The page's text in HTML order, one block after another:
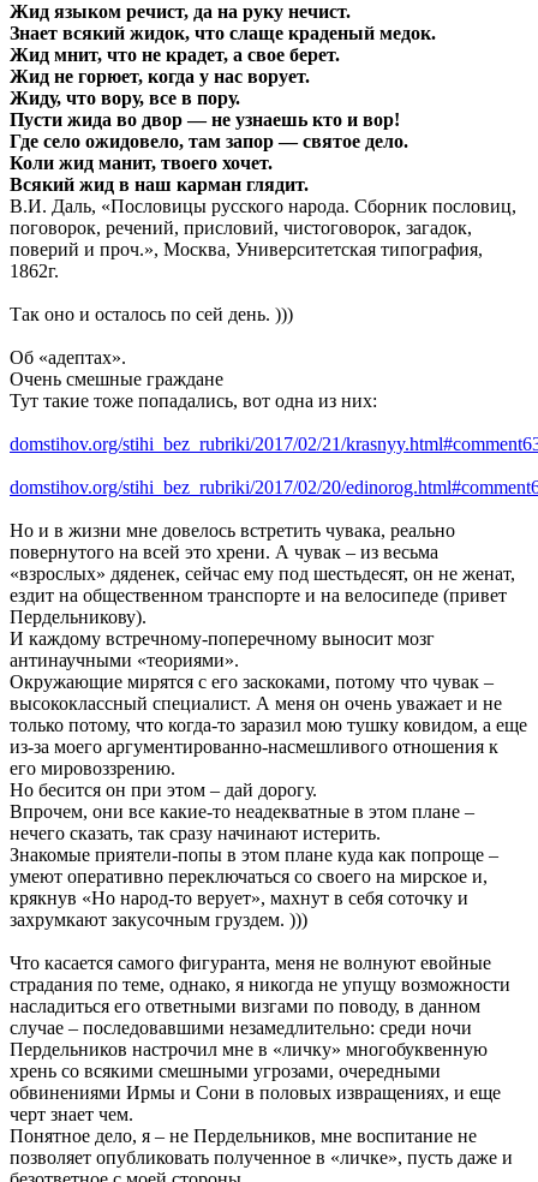
Жид языком речист, да на руку нечист.
Знает всякий жидок, что слаще краденый медок.
Жид мнит, что не крадет, а свое берет.
Жид не горюет, когда у нас ворует.
Жиду, что вору, все в пору.
Пусти жида во двор — не узнаешь кто и вор!
Где село ожидовело, там запор — святое дело.
Коли жид манит, твоего хочет.
Всякий жид в наш карман глядит.
В.И. Даль, «Пословицы русского народа. Сборник пословиц,
поговорок, речений, присловий, чистоговорок, загадок,
поверий и проч.», Москва, Университетская типография,
1862г.
Так оно и осталось по сей день. )))
Об «адептах».
Очень смешные граждане
Тут такие тоже попадались, вот одна из них:
domstihov.org/stihi_bez_rubriki/2017/02/21/
domstihov.org/stihi_bez_rubriki/2017/02/20/
Но и в жизни мне довелось встретить чувака, реально
повернутого на всей это хрени. А чувак – из весьма
«взрослых» дяденек, сейчас ему под шестьдесят, он не женат,
ездит на общественном транспорте и на велосипеде (привет
Пердельникову).
И каждому встречному-поперечному выносит мозг
антинаучными «теориями».
Окружающие мирятся с его заскоками, потому что чувак –
высококлассный специалист. А меня он очень уважает и не
только потому, что когда-то заразил мою тушку ковидом, а еще
из-за моего аргументированно-насмешливого отношения к
его мировоззрению.
Но бесится он при этом – дай дорогу.
Впрочем, они все какие-то неадекватные в этом плане –
нечего сказать, так сразу начинают истерить.
Знакомые приятели-попы в этом плане куда как попроще –
умеют оперативно переключаться со своего на мирское и,
крякнув «Но народ-то верует», махнут в себя соточку и
захрумкают закусочным груздем. )))
Что касается самого фигуранта, меня не волнуют евойные
страдания по теме, однако, я никогда не упущу возможности
насладиться его ответными визгами по поводу, в данном
случае – последовавшими незамедлительно: среди ночи
Пердельников настрочил мне в «личку» многобуквенную
хрень со всякими смешными угрозами, очередными
обвинениями Ирмы и Сони в половых извращениях, и еще
черт знает чем.
Понятное дело, я – не Пердельников, мне воспитание не
позволяет опубликовать полученное в «личке», пусть даже и